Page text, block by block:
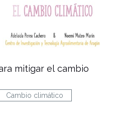
mitigar el cambio
Cambio climático